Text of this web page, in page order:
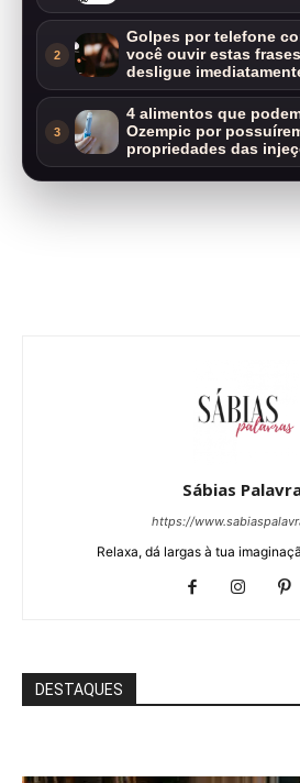
2
Golpes por telefone
você ouvir estas
desligue
3
4 alimentos que
Ozempic por
propriedades das
Sábias
https://
Relaxa, dá largas à tua
DESTAQUES